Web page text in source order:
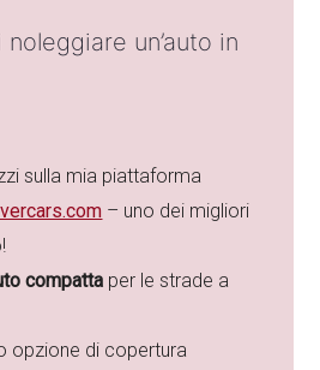
un’auto in
sulla mia piattaforma
– uno dei migliori
compatta per le strade a
opzione di copertura